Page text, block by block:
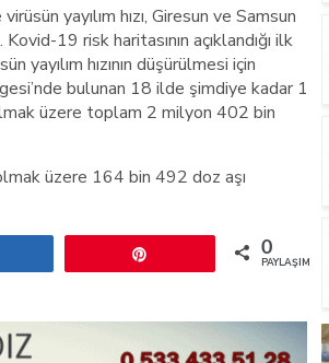
yayılım hızı, Giresun ve Samsun
19 risk haritasının açıklandığı ilk
yayılım hızının düşürülmesi için
bulunan 18 ilde şimdiye kadar 1
üzere toplam 2 milyon 402 bin
üzere 164 bin 492 doz aşı
0
PAYLAŞIMLAR